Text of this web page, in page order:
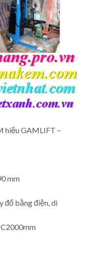
hiệu GAMLIFT –
mm
đổ bằng điện, di